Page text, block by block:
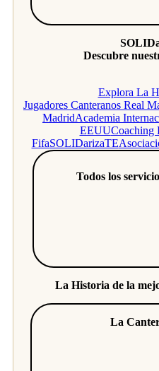
Descubre
Explora La
Jugadores Canteranos Real
MadridAcademia
EEUUCoaching
FifaSOLIDarizaTE
Todos los
La Historia de la
La